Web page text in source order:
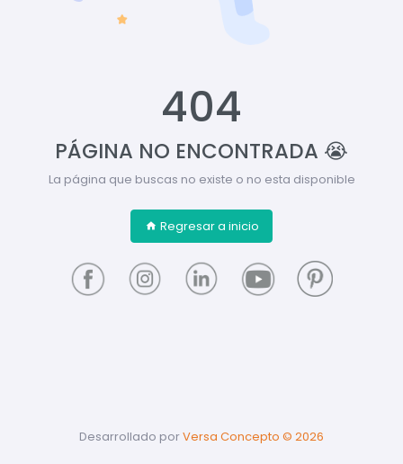
404
PÁGINA NO ENCONTRADA 😭
La página que buscas no existe o no esta disponible
Regresar a inicio
Desarrollado porVersa Concepto © 2026